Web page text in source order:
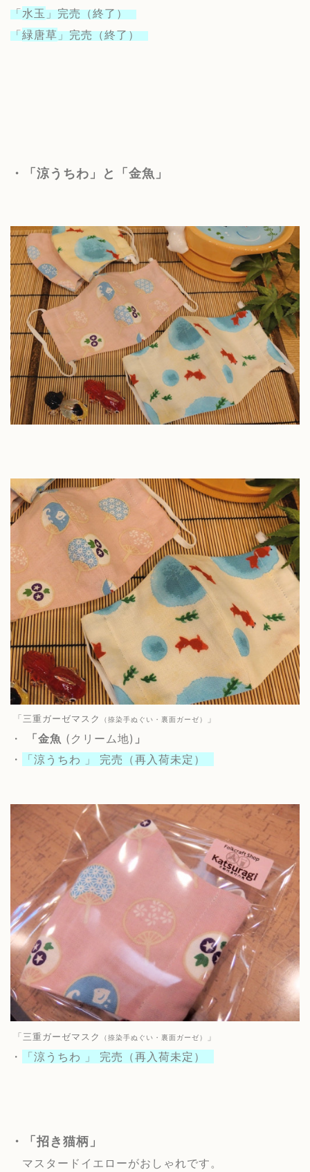
「水玉」完売（終了）
「緑唐草」完売（終了）
・「涼うちわ」と「金魚」
「三重ガーゼマスク （捺染手ぬぐい・裏面ガーゼ） 」
・ 「金魚 (クリーム地) 」
・
「涼うちわ 」 完売（再入荷未定）
「三重ガーゼマスク （捺染手ぬぐい・裏面ガーゼ） 」
・ 「涼うちわ 」 完売（再入荷未定）
・ 「招き猫柄」
マスタードイエローがおしゃれです。